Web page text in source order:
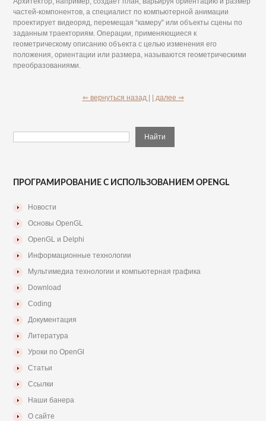
частей-компонентов, а специалист по компьютерной анимации
проектирует видеоряд, перемещая “камеру” или объекты сцены по
заданным траекториям. Операции, применяющиеся к
геометрическому описанию объекта с целью изменения его
положения, ориентации или размера, называются геометрическими
преобразованиями.
⇐ вернуться назад | | далее ⇒
ПРОГРАМИРОВАНИЕ С ИСПОЛЬЗОВАНИЕМ OPENGL
Новости
Основы OpenGL
OpenGL и Delphi
Информационные технологии
Мультимедиа технологии и компьютерная графика
Download
Coding
Документация
Литература
Уроки по OpenGl
Статьи
Ссылки
Наши банера
О сайте